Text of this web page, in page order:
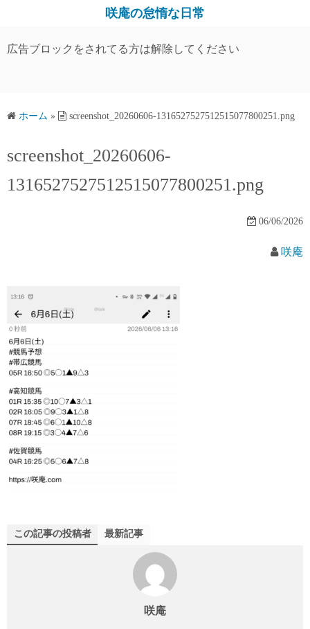
テ
ス
ッ
咲庵の怠惰な日常
広告ブロックをされてる方は解除してください
ホーム » screenshot_20260606-1316527527512515077800251.png
screenshot_20260606-
1316527527512515077800251.png
06/06/2026
咲庵
この記事の投稿者 最新記事
咲庵